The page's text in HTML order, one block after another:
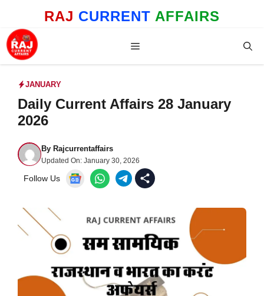
content
RAJ CURRENT AFFAIRS
Menu
JANUARY
Daily Current Affairs 28 January
2026
By Rajcurrentaffairs
Updated On: January 30, 2026
Follow Us